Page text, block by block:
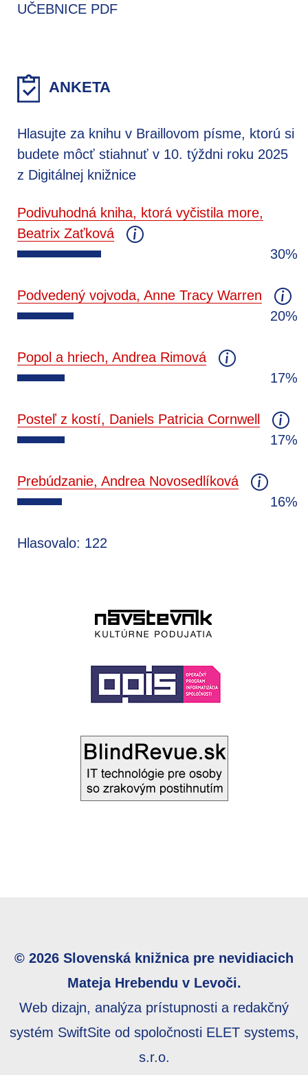
UČEBNICE PDF
ANKETA
Hlasujte za knihu v Braillovom písme, ktorú si
budete môcť stiahnuť v 10. týždni roku 2025
z Digitálnej knižnice
Podivuhodná kniha, ktorá vyčistila more,
Beatrix Zaťková
30%
Podvedený vojvoda, Anne Tracy Warren
20%
Popol a hriech, Andrea Rimová
17%
Posteľ z kostí, Daniels Patricia Cornwell
17%
Prebúdzanie, Andrea Novosedlíková
16%
Hlasovalo: 122
© 2026 Slovenská knižnica pre nevidiacich
Mateja Hrebendu v Levoči.
Web dizajn, analýza prístupnosti a redakčný
systém SwiftSite od spoločnosti ELET systems,
s.r.o.